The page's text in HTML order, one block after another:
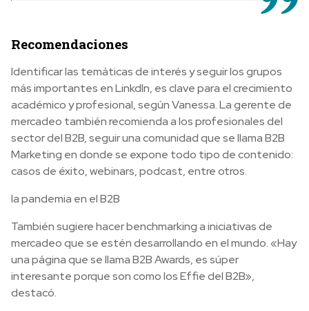
Recomendaciones
Identificar las temáticas de interés y seguir los grupos
más importantes en LinkdIn, es clave para el crecimiento
académico y profesional, según Vanessa. La gerente de
mercadeo también recomienda a los profesionales del
sector del B2B, seguir una comunidad que se llama B2B
Marketing en donde se expone todo tipo de contenido:
casos de éxito, webinars, podcast, entre otros.
la pandemia en el B2B
También sugiere hacer benchmarking a iniciativas de
mercadeo que se estén desarrollando en el mundo. «Hay
una página que se llama B2B Awards, es súper
interesante porque son como los Effie del B2B»,
destacó.